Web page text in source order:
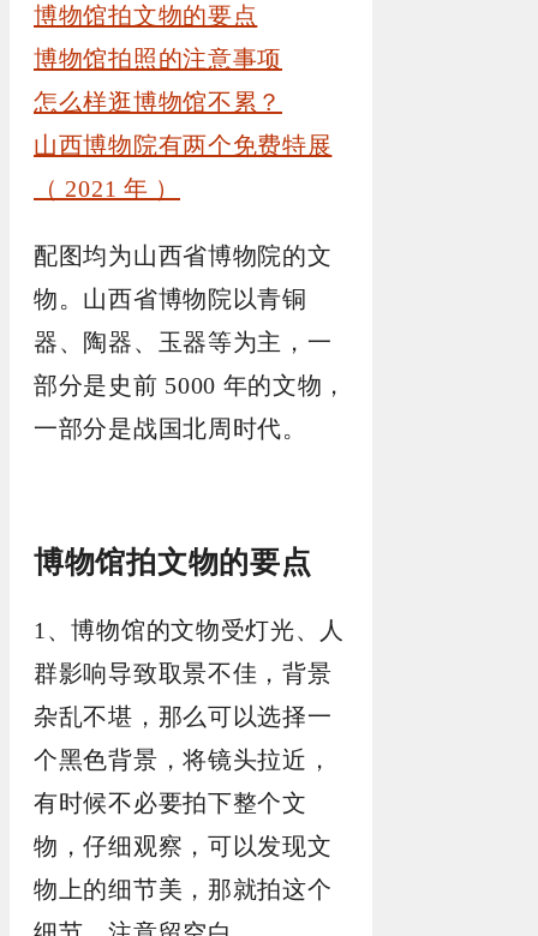
博物馆拍文物的要点
博物馆拍照的注意事项
怎么样逛博物馆不累？
山西博物院有两个免费特展
（ 2021 年 ）
配图均为山西省博物院的文
物。山西省博物院以青铜
器、陶器、玉器等为主，一
部分是史前 5000 年的文物，
一部分是战国北周时代。
博物馆拍文物的要点
1、博物馆的文物受灯光、人
群影响导致取景不佳，背景
杂乱不堪，那么可以选择一
个黑色背景，将镜头拉近，
有时候不必要拍下整个文
物，仔细观察，可以发现文
物上的细节美，那就拍这个